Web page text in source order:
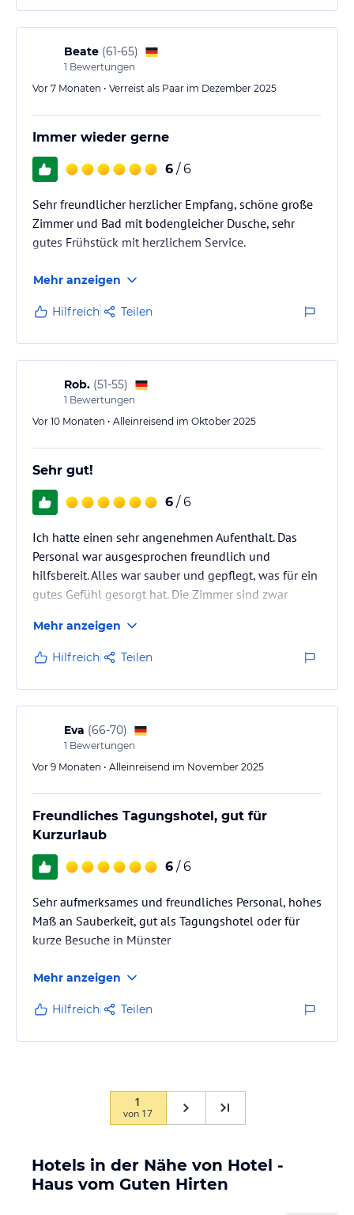
Im Bad fühlt man sich direkt wie nach einer OP, beim
Frühstück wie im Altenheim und wartet nur darauf im
Anschluss daran in den Aufenthaltsraum "geschoben"
zu werden.…
Beate (61-65)
1 Bewertungen
Vor 7 Monaten • Verreist als Paar im Dezember 2025
Immer wieder gerne
6 / 6
Sehr freundlicher herzlicher Empfang, schöne große
Zimmer und Bad mit bodengleicher Dusche, sehr
gutes Frühstück mit herzlichem Service.
Mehr anzeigen
Hilfreich Teilen
Rob. (51-55)
1 Bewertungen
Vor 10 Monaten • Alleinreisend im Oktober 2025
Sehr gut!
6 / 6
Ich hatte einen sehr angenehmen Aufenthalt. Das
Personal war ausgesprochen freundlich und
hilfsbereit. Alles war sauber und gepflegt, was für ein
gutes Gefühl gesorgt hat. Die Zimmer sind zwar
ausreichend für einen komfortablen Aufenthalt.
Insgesamt war ich sehr zufrieden und würde das
Hotel auf jeden Fall weiterempfehlen.
Mehr anzeigen
Hilfreich Teilen
Eva (66-70)
1 Bewertungen
Vor 9 Monaten • Alleinreisend im November 2025
Freundliches Tagungshotel, gut für
Kurzurlaub
6 / 6
Sehr aufmerksames und freundliches Personal, hohes
Maß an Sauberkeit, gut als Tagungshotel oder für
kurze Besuche in Münster
Mehr anzeigen
Hilfreich Teilen
1
von 17
Hotels in der Nähe von Hotel -
Haus vom Guten Hirten